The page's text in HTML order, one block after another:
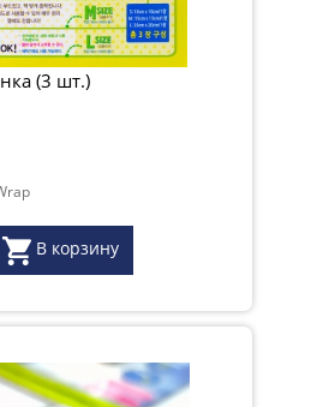
(3 шт.)
В корзину